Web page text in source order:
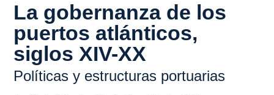
La gobernanza de los
puertos atlánticos,
siglos XIV-XX
Políticas y estructuras portuarias